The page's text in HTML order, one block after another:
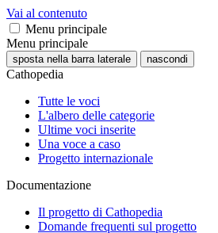
Vai al contenuto
Menu principale
Menu principale
sposta nella barra laterale nascondi
Cathopedia
Tutte le voci
L'albero delle categorie
Ultime voci inserite
Una voce a caso
Progetto internazionale
Documentazione
Il progetto di Cathopedia
Domande frequenti sul progetto